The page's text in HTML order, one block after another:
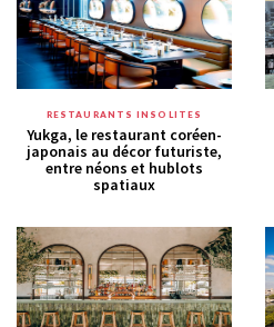
RESTAURANTS INSOLITES
Yukga, le restaurant coréen-
japonais au décor futuriste,
entre néons et hublots
spatiaux